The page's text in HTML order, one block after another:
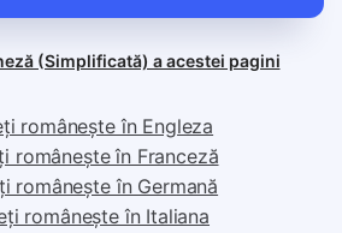
(Simplificată) a acestei pagini
românește în Engleza
românește în Franceză